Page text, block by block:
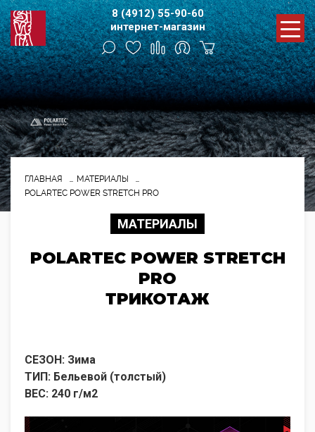
8 (4912) 55-90-60
интернет-магазин
ГЛАВНАЯ
МАТЕРИАЛЫ
POLARTEC POWER STRETCH PRO
МАТЕРИАЛЫ
POLARTEC POWER STRETCH
PRO
ТРИКОТАЖ
СЕЗОН: Зима
ТИП: Бельевой (толстый)
ВЕС: 240 г/м2